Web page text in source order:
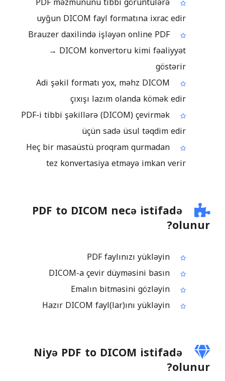
uyğun DICOM fayl formatına ixrac edir
Brauzer daxilində işləyən online PDF
→ DICOM konvertoru kimi fəaliyyət
göstərir
Adi şəkil formatı yox, məhz DICOM
çıxışı lazım olanda kömək edir
PDF-i tibbi şəkillərə (DICOM) çevirmək
üçün sadə üsul təqdim edir
Heç bir masaüstü proqram qurmadan
tez konvertasiya etməyə imkan verir
PDF to DICOM necə istifadə
olunur?
Niyə PDF to DICOM istifadə
olunur?